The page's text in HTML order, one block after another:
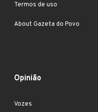
Termos de uso
About Gazeta do Povo
Opinião
Vozes